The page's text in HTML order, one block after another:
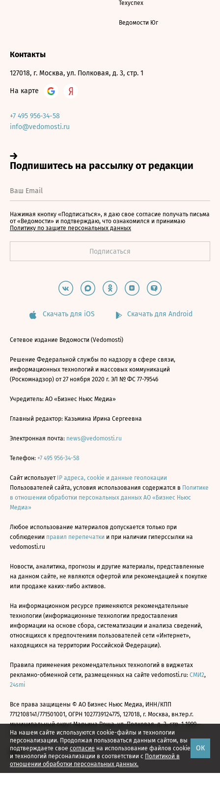
На нашем сайте используются cookie-файлы и технологии
персонализации. Продолжая пользоваться данным сайтом, вы
подтверждаете свое согласие на использование файлов cookie
и технологий персонализации в соответствии с Политикой в
отношении обработки персональных данных.
ОК
Техуспех
Ведомости Юг
Контакты
127018, г. Москва, ул. Полковая, д. 3, стр. 1
На карте
+7 495 956-34-58
info@vedomosti.ru
Нажимая кнопку «Подписаться», я даю свое согласие получать письма
от «Ведомости» и подтверждаю, что ознакомился и принимаю
Политику по защите персональных данных
Скачать для iOS Скачать для Android
Сетевое издание Ведомости (Vedomosti)
Решение Федеральной службы по надзору в сфере связи,
информационных технологий и массовых коммуникаций
(Роскомнадзор) от 27 ноября 2020 г. ЭЛ № ФС 77-79546
Учредитель: АО «Бизнес Ньюс Медиа»
Главный редактор: Казьмина Ирина Сергеевна
Электронная почта: news@vedomosti.ru
Телефон: +7 495 956-34-58
Сайт использует IP адреса, cookie и данные геолокации
Пользователей сайта, условия использования содержатся в Политике
в отношении обработки персональных данных АО «Бизнес Ньюс
Медиа»
Любое использование материалов допускается только при
соблюдении правил перепечатки и при наличии гиперссылки на
vedomosti.ru
Новости, аналитика, прогнозы и другие материалы, представленные
на данном сайте, не являются офертой или рекомендацией к покупке
или продаже каких-либо активов.
На информационном ресурсе применяются рекомендательные
технологии (информационные технологии предоставления
информации на основе сбора, систематизации и анализа сведений,
относящихся к предпочтениям пользователей сети «Интернет»,
находящихся на территории Российской Федерации).
Правила применения рекомендательных технологий в виджетах
рекламно-обменной сети, размещенных на сайте vedomosti.ru: СМИ2,
24smi
Все права защищены © АО Бизнес Ньюс Медиа, ИНН/КПП
7712108141/771501001, ОГРН 1027739124775, 127018, г. Москва, вн.тер.г.
муниципальный округ Марьина Роща, ул. Полковая, д. 3, стр. 1 1999—
2026